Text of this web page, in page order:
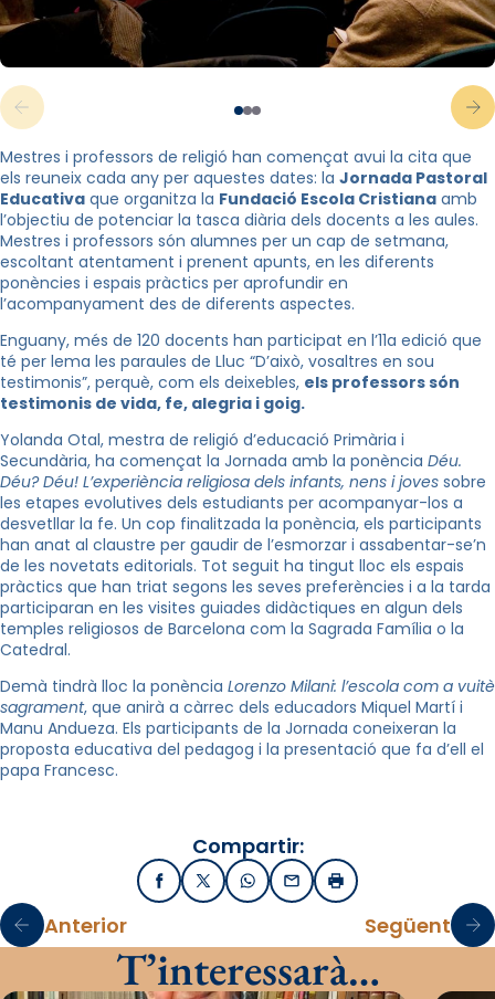
Mestres i professors de religió han començat avui la cita que
els reuneix cada any per aquestes dates: la Jornada Pastoral
Educativa que organitza la Fundació Escola Cristiana amb
l’objectiu de potenciar la tasca diària dels docents a les aules.
Mestres i professors són alumnes per un cap de setmana,
escoltant atentament i prenent apunts, en les diferents
ponències i espais pràctics per aprofundir en
l’acompanyament des de diferents aspectes.
Enguany, més de 120 docents han participat en l’11a edició que
té per lema les paraules de Lluc “D’això, vosaltres en sou
testimonis”, perquè, com els deixebles, els professors són
testimonis de vida, fe, alegria i goig.
Yolanda Otal, mestra de religió d’educació Primària i
Secundària, ha començat la Jornada amb la ponència Déu.
Déu? Déu! L’experiència religiosa dels infants, nens i joves sobre
les etapes evolutives dels estudiants per acompanyar-los a
desvetllar la fe. Un cop finalitzada la ponència, els participants
han anat al claustre per gaudir de l’esmorzar i assabentar-se’n
de les novetats editorials. Tot seguit ha tingut lloc els espais
pràctics que han triat segons les seves preferències i a la tarda
participaran en les visites guiades didàctiques en algun dels
temples religiosos de Barcelona com la Sagrada Família o la
Catedral.
Demà tindrà lloc la ponència Lorenzo Milani: l’escola com a vuitè
sagrament, que anirà a càrrec dels educadors Miquel Martí i
Manu Andueza. Els participants de la Jornada coneixeran la
proposta educativa del pedagog i la presentació que fa d’ell el
papa Francesc.
Compartir:
FacebookX / TwitterWhatsApp
EmailImprimir
Anterior Següent
T’interessarà…